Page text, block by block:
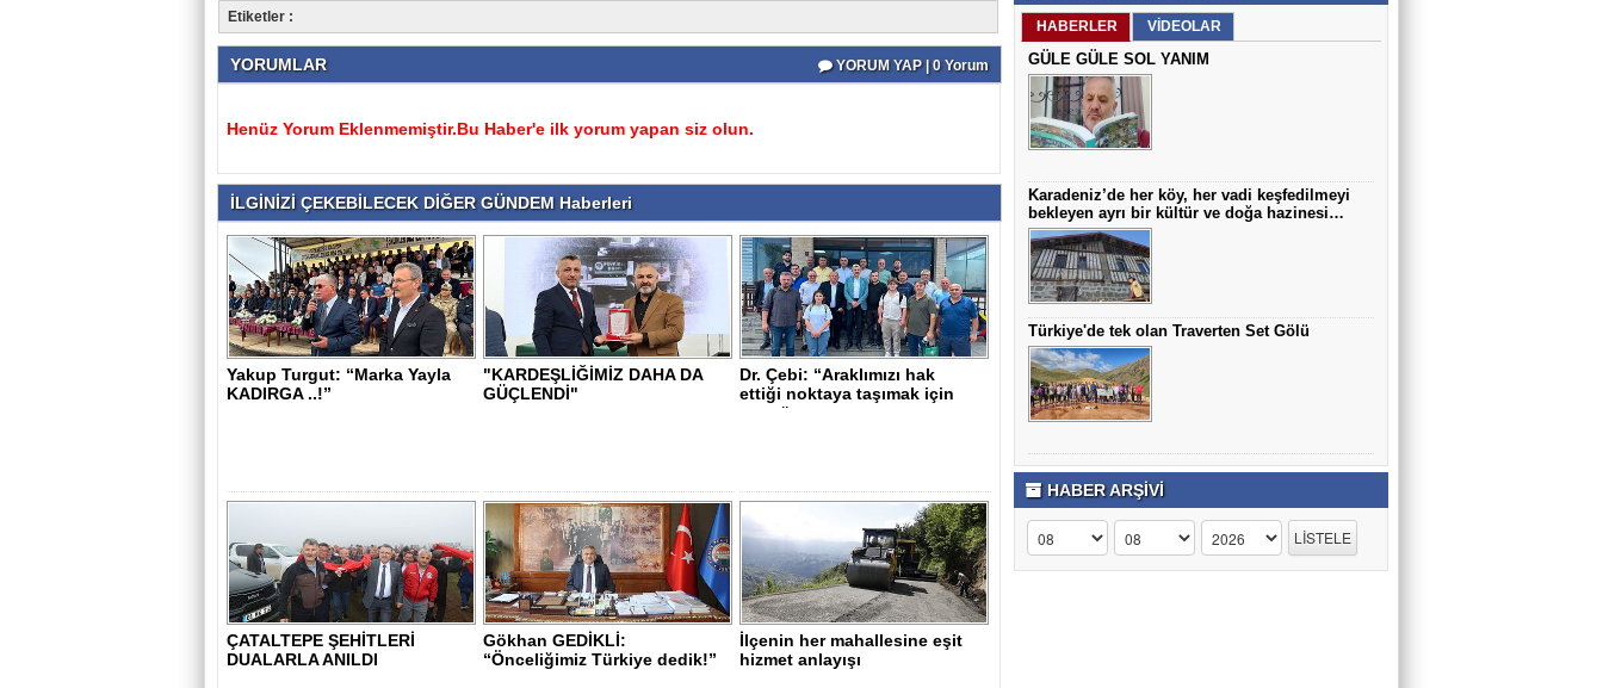
Etiketler :
YORUMLAR YORUM YAP | 0 Yorum
Henüz Yorum Eklenmemiştir.Bu Haber'e ilk yorum yapan siz olun.
İLGİNİZİ ÇEKEBİLECEK DİĞER GÜNDEM Haberleri
Yakup Turgut: “Marka Yayla
KADIRGA ..!”
"KARDEŞLİĞİMİZ DAHA DA
GÜÇLENDİ"
Dr. Çebi: “Araklımızı hak
ettiği noktaya taşımak için
var gü..
ÇATALTEPE ŞEHİTLERİ
DUALARLA ANILDI
Gökhan GEDİKLİ:
“Önceliğimiz Türkiye dedik!”
İlçenin her mahallesine eşit
hizmet anlayışı
Hoca Mezarı Yaylası Doğaseverleri
Büyüledi…
HABERLER VİDEOLAR
GÜLE GÜLE SOL YANIM
Karadeniz’de her köy, her vadi keşfedilmeyi
bekleyen ayrı bir kültür ve doğa hazinesi…
Türkiye'de tek olan Traverten Set Gölü
HABER ARŞİVİ